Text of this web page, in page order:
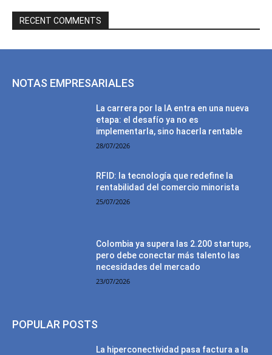
RECENT COMMENTS
NOTAS EMPRESARIALES
La carrera por la IA entra en una nueva
etapa: el desafío ya no es
implementarla, sino hacerla rentable
28/07/2026
RFID: la tecnología que redefine la
rentabilidad del comercio minorista
25/07/2026
Colombia ya supera las 2.200 startups,
pero debe conectar más talento las
necesidades del mercado
23/07/2026
POPULAR POSTS
La hiperconectividad pasa factura a la